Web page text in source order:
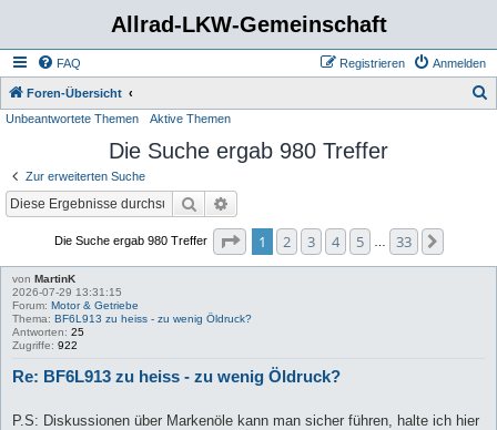
Allrad-LKW-Gemeinschaft
FAQ Anmelden
Registrieren
Foren-Übersicht
Unbeantwortete Themen Aktive Themen
Die Suche ergab 980 Treffer
Zur erweiterten Suche
Suche
Die Suche ergab 980 Treffer Seite von
1 2 3 4 5 33
von MartinK
2026-07-29 13:31:15
Forum: Motor & Getriebe
Thema: BF6L913 zu heiss - zu wenig Öldruck?
Antworten: 25
Zugriffe: 922
Re: BF6L913 zu heiss - zu wenig Öldruck?
P.S: Diskussionen über Markenöle kann man sicher führen, halte ich hier